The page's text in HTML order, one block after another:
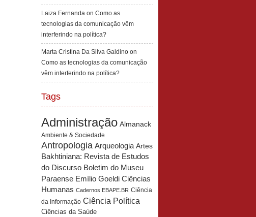
Laiza Fernanda on Como as
tecnologias da comunicação vêm
interferindo na política?
Marta Cristina Da Silva Galdino on
Como as tecnologias da comunicação
vêm interferindo na política?
Tags
Administração Almanack
Ambiente & Sociedade
Antropologia Arqueologia Artes
Bakhtiniana: Revista de Estudos
do Discurso Boletim do Museu
Paraense Emílio Goeldi Ciências
Humanas Cadernos EBAPE.BR Ciência
da Informação Ciência Política
Ciências da Saúde